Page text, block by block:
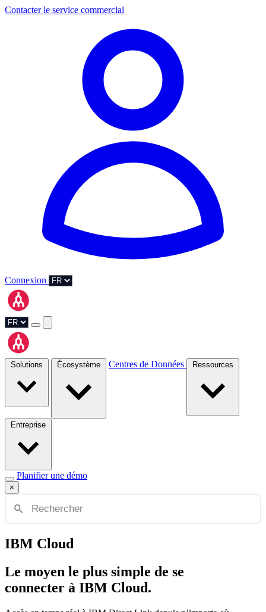
Contacter le service commercial
Connexion
Centres de Données
Planifier une démo
×
IBM Cloud
Le moyen le plus simple de se
connecter à IBM Cloud.